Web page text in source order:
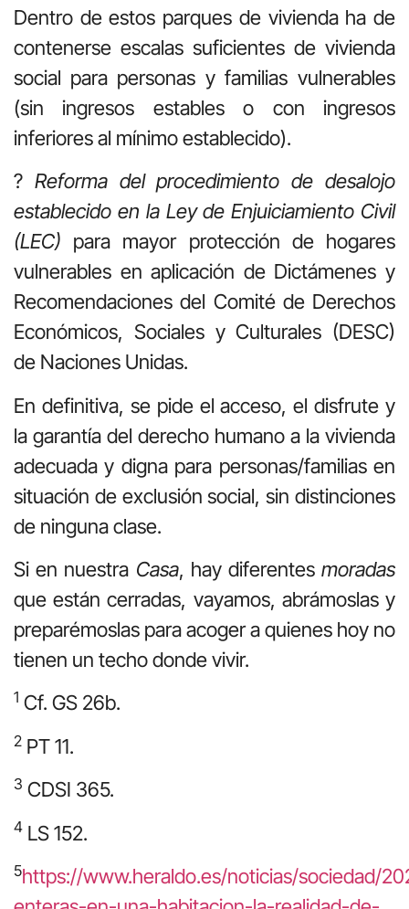
Dentro de estos parques de vivienda ha de
contenerse escalas suficientes de vivienda
social para personas y familias vulnerables
(sin ingresos estables o con ingresos
inferiores al mínimo establecido).
? Reforma del procedimiento de desalojo
establecido en la Ley de Enjuiciamiento Civil
(LEC) para mayor protección de hogares
vulnerables en aplicación de Dictámenes y
Recomendaciones del Comité de Derechos
Económicos, Sociales y Culturales (DESC)
de Naciones Unidas.
En definitiva, se pide el acceso, el disfrute y
la garantía del derecho humano a la vivienda
adecuada y digna para personas/familias en
situación de exclusión social, sin distinciones
de ninguna clase.
Si en nuestra Casa, hay diferentes moradas
que están cerradas, vayamos, abrámoslas y
preparémoslas para acoger a quienes hoy no
tienen un techo donde vivir.
1 Cf. GS 26b.
2 PT 11.
3 CDSI 365.
4 LS 152.
5https://www.heraldo.es/noticias/sociedad/